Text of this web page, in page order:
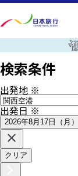
検索条件
出発地 ※
出発日※
2026年8月17日（月）
クリア